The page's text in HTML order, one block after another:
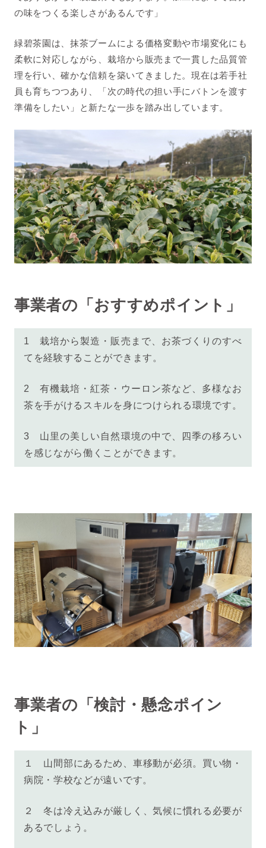
の味をつくる楽しさがあるんです」
緑碧茶園は、抹茶ブームによる価格変動や市場変化にも
柔軟に対応しながら、栽培から販売まで一貫した品質管
理を行い、確かな信頼を築いてきました。現在は若手社
員も育ちつつあり、「次の時代の担い手にバトンを渡す
準備をしたい」と新たな一歩を踏み出しています。
事業者の「おすすめポイント」
1 栽培から製造・販売まで、お茶づくりのすべ
てを経験することができます。
2 有機栽培・紅茶・ウーロン茶など、多様なお
茶を手がけるスキルを身につけられる環境です。
3 山里の美しい自然環境の中で、四季の移ろい
を感じながら働くことができます。
事業者の「検討・懸念ポイン
ト」
１ 山間部にあるため、車移動が必須。買い物・
病院・学校などが遠いです。
２ 冬は冷え込みが厳しく、気候に慣れる必要が
あるでしょう。